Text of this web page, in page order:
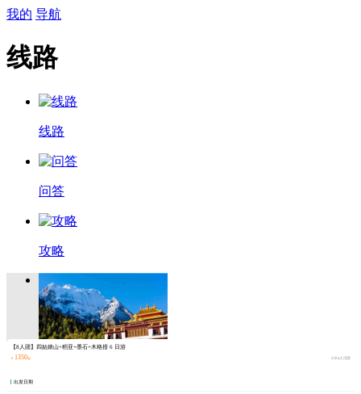
我的 导航
线路
线路
问答
攻略
【8人团】四姑娘山+稻亚+墨石+木格措 6 日游
￥ 1350起 4584人出游
出发日期